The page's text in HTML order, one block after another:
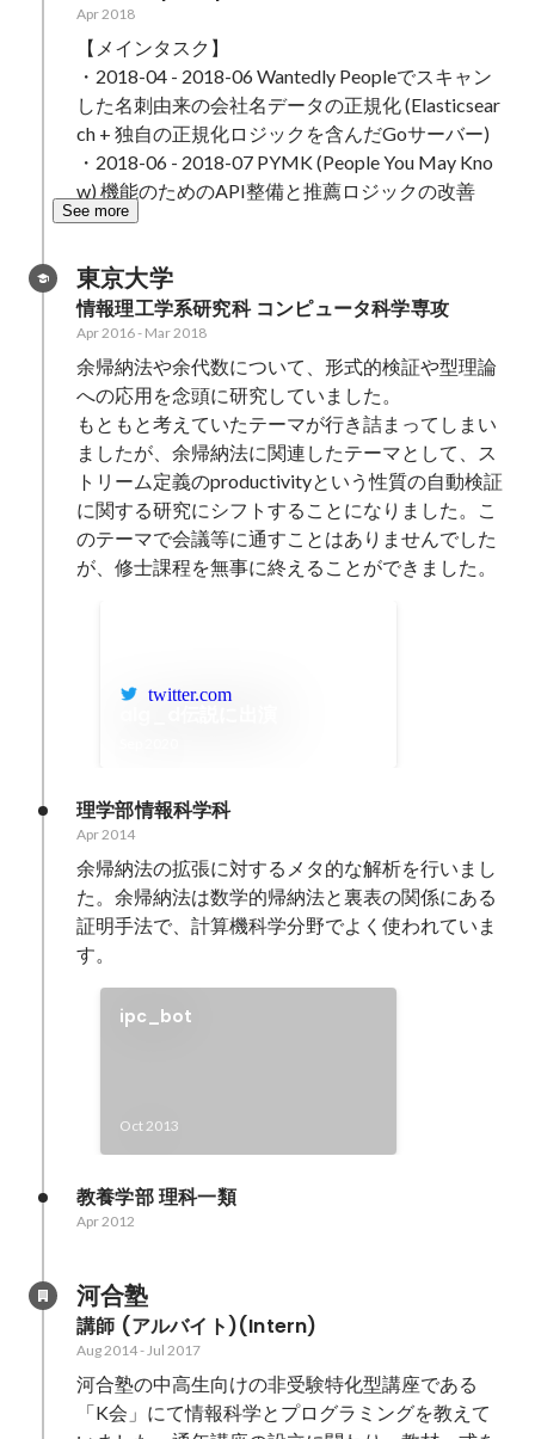
Apr 2018
【メインタスク】
・2018-04 - 2018-06 Wantedly Peopleでスキャン
した名刺由来の会社名データの正規化 (Elasticsear
ch + 独自の正規化ロジックを含んだGoサーバー)
・2018-06 - 2018-07 PYMK (People You May Kno
w) 機能のためのAPI整備と推薦ロジックの改善
See more
東京大学
情報理工学系研究科 コンピュータ科学専攻
Apr 2016- Mar 2018
余帰納法や余代数について、形式的検証や型理論
への応用を念頭に研究していました。
もともと考えていたテーマが行き詰まってしまい
ましたが、余帰納法に関連したテーマとして、ス
トリーム定義のproductivityという性質の自動検証
に関する研究にシフトすることになりました。こ
のテーマで会議等に通すことはありませんでした
が、修士課程を無事に終えることができました。
twitter.com
理学部情報科学科
Apr 2014
余帰納法の拡張に対するメタ的な解析を行いまし
た。余帰納法は数学的帰納法と裏表の関係にある
証明手法で、計算機科学分野でよく使われていま
す。
ipc_bot
Oct 2013
教養学部 理科一類
Apr 2012
河合塾
講師 (アルバイト)(Intern)
Aug 2014- Jul 2017
河合塾の中高生向けの非受験特化型講座である
「K会」にて情報科学とプログラミングを教えて